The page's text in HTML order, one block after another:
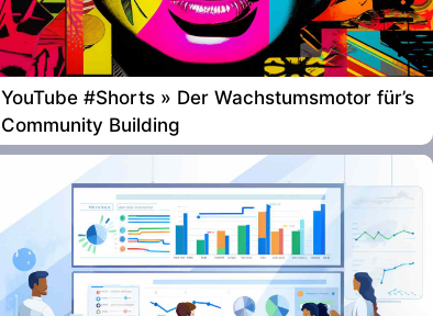
YouTube #Shorts » Der Wachstumsmotor für’s
Community Building